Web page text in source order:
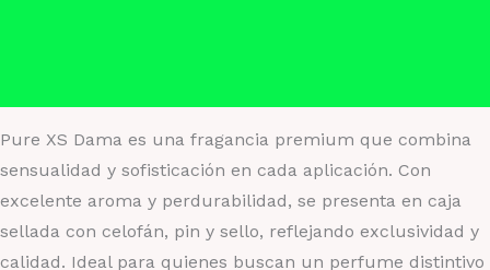
Pure XS Dama es una fragancia premium que combina
sensualidad y sofisticación en cada aplicación. Con
excelente aroma y perdurabilidad, se presenta en caja
sellada con celofán, pin y sello, reflejando exclusividad y
calidad. Ideal para quienes buscan un perfume distintivo